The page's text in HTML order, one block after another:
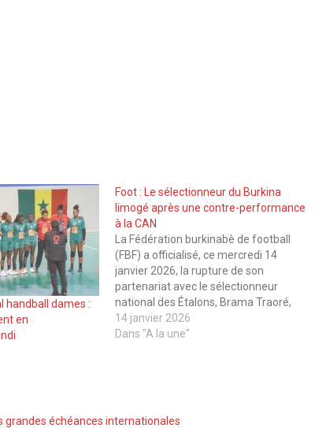
handball dames :
en
Foot : Le sélectionneur du Burkina
limogé après une contre-performance
à la CAN
La Fédération burkinabè de football
(FBF) a officialisé, ce mercredi 14
janvier 2026, la rupture de son
partenariat avec le sélectionneur
national des Étalons, Brama Traoré,
ainsi qu’avec l’ensemble de son
encadrement technique. Cette décision
14 janvier 2026
Dans "A la une"
grandes échéances internationales